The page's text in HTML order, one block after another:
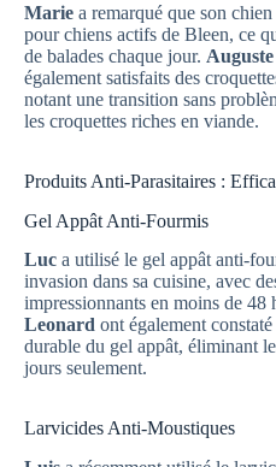
Marie a remarqué que son
pour chiens actifs de Bleen, ce
de balades chaque jour. Auguste
également satisfaits des
notant une transition sans
les croquettes riches en viande.
Produits Anti-Parasitaires :
Gel Appât Anti-Fourmis
Luc a utilisé le gel appât anti-
invasion dans sa cuisine, avec
impressionnants en moins de 48
Leonard ont également
durable du gel appât, éliminant
jours seulement.
Larvicides Anti-Moustiques